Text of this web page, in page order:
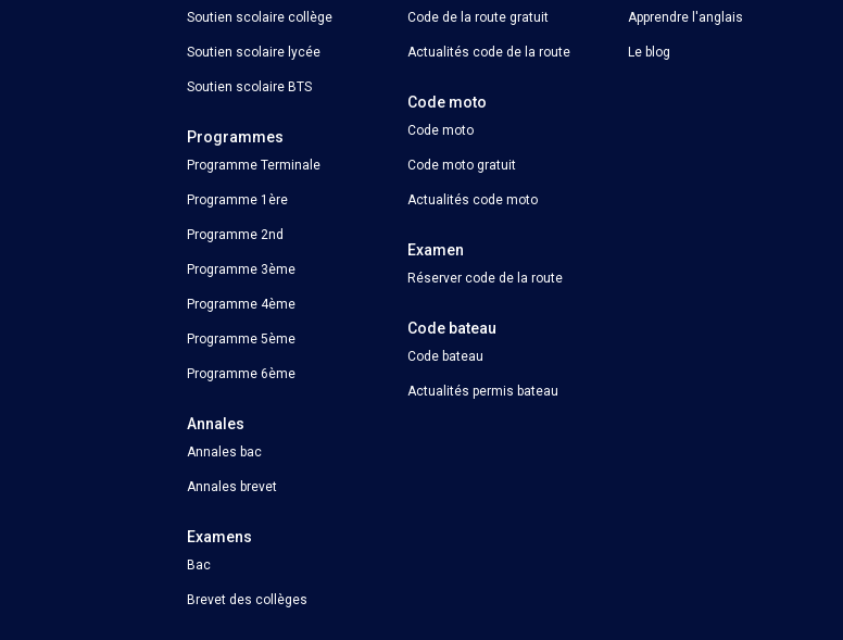
Soutien scolaire collège
Soutien scolaire lycée
Soutien scolaire BTS
Programmes
Programme Terminale
Programme 1ère
Programme 2nd
Programme 3ème
Programme 4ème
Programme 5ème
Programme 6ème
Annales
Annales bac
Annales brevet
Examens
Bac
Brevet des collèges
Code de la route gratuit
Actualités code de la route
Code moto
Code moto
Code moto gratuit
Actualités code moto
Examen
Réserver code de la route
Code bateau
Code bateau
Actualités permis bateau
Apprendre l'anglais
Le blog